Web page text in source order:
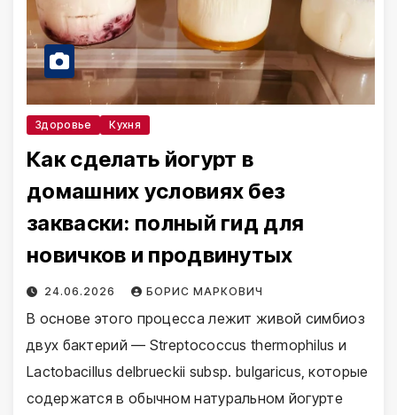
Здоровье Кухня
Как сделать йогурт в
домашних условиях без
закваски: полный гид для
новичков и продвинутых
24.06.2026 БОРИС МАРКОВИЧ
В основе этого процесса лежит живой симбиоз
двух бактерий — Streptococcus thermophilus и
Lactobacillus delbrueckii subsp. bulgaricus, которые
содержатся в обычном натуральном йогурте